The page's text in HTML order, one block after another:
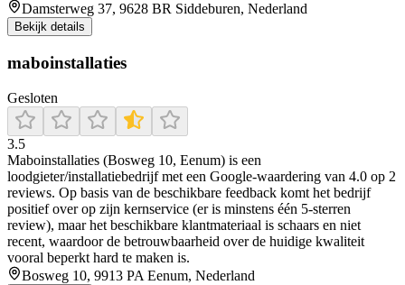
Damsterweg 37, 9628 BR Siddeburen, Nederland
Bekijk details
maboinstallaties
Gesloten
3.5
Maboinstallaties (Bosweg 10, Eenum) is een
loodgieter/installatiebedrijf met een Google-waardering van 4.0 op 2
reviews. Op basis van de beschikbare feedback komt het bedrijf
positief over op zijn kernservice (er is minstens één 5-sterren
review), maar het beschikbare klantmateriaal is schaars en niet
recent, waardoor de betrouwbaarheid over de huidige kwaliteit
vooral beperkt hard te maken is.
Bosweg 10, 9913 PA Eenum, Nederland